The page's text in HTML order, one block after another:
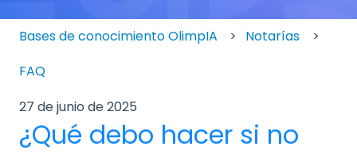
Bases de conocimiento OlimpIA
Notarías
FAQ
27 de junio de 2025
¿Qué debo hacer si no